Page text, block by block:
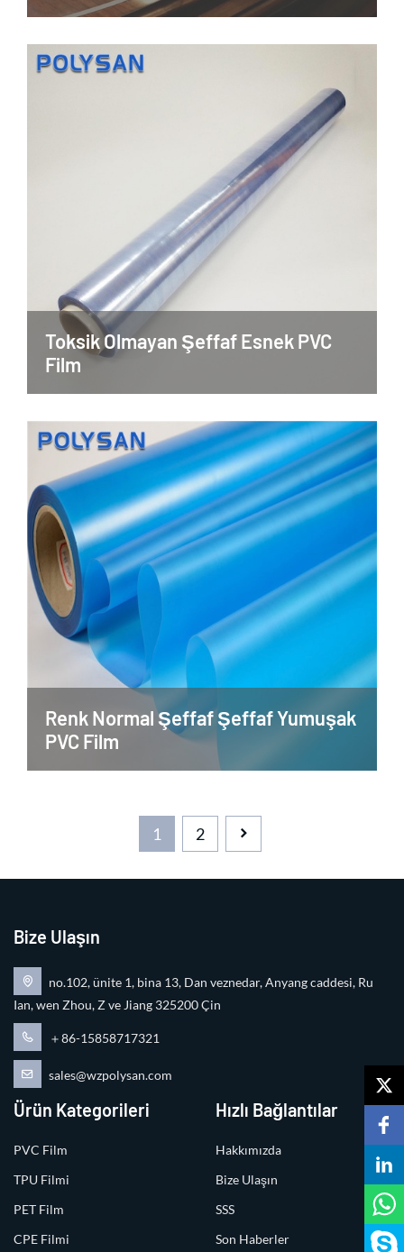
Toksik Olmayan Şeffaf Esnek PVC
Film
Renk Normal Şeffaf Şeffaf Yumuşak
PVC Film
1 2
Bize Ulaşın
no.102, ünite 1, bina 13, Dan veznedar, Anyang caddesi, Ru
Ian, wen Zhou, Z ve Jiang 325200 Çin
＋86-15858717321
sales@wzpolysan.com
Ürün Kategorileri
PVC Film
TPU Filmi
PET Film
CPE Filmi
Hızlı Bağlantılar
Hakkımızda
Bize Ulaşın
SSS
Son Haberler